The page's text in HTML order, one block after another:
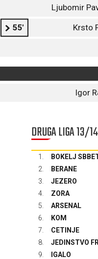
Ljubomir
55' Krsto
Igor
DRUGA LIGA 13/14
1. BOKELJ
2.
BERANE
3.
JEZERO
4.
ZORA
5.
ARSENAL
6.
KOM
7.
CETINJE
8.
JEDINSTVO
9.
IGALO